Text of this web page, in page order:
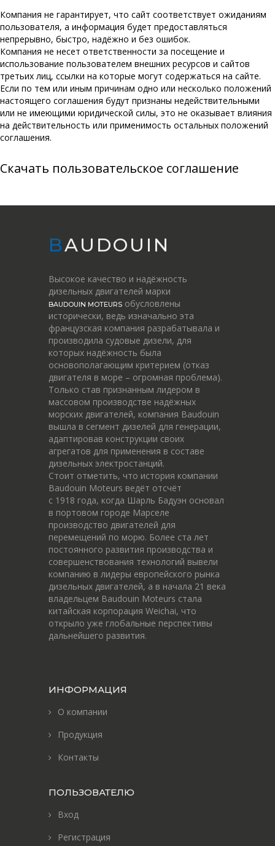
Компания не гарантирует, что сайт соответствует ожиданиям
пользователя, а информация будет предоставляться
непрерывно, быстро, надёжно и без ошибок.
Компания не несет ответственности за посещение и
использование пользователем внешних ресурсов и сайтов
третьих лиц, ссылки на которые могут содержаться на сайте.
Если по тем или иным причинам одно или несколько положений
настоящего соглашения будут признаны недействительными
или не имеющими юридической силы, это не оказывает влияния
на действительность или применимость остальных положений
соглашения.
Скачать пользовательское соглашение
BAUDOUIN
Высокое качество и надёжность
дизельных двигателей марки
BAUDOUIN MOTEURS обусловлены
исторически, ведь изначально эта
французская компания разрабатывала и
производила судовые дизели, для
которых надёжность была
основополагающим критерием (отказ
двигателя в море – огромная проблема).
Только став признанным лидером в
массовом производстве надёжных
морских двигателей, компания Baudouin
вышла в сегмент дизелей для генерации,
адаптировав конструкции своих
агрегатов для применения в составе
дизельных электростанций.
Стоит отметить, что история компании
Baudouin Moteurs ведёт отсчёт
c 1918 года, когда Шарль Бадуэн основал
в портовом городе Марселе
производство двигателей для
перемещений по морю. Более ста лет
постоянного развития производства и
совершенствования технологий вывели
компанию в лидеры европейского рынка
дизельных двигателей, а в начала 21 века
владельцем Baudouin Moteurs стала
китайская корпорация Weichai, что
открыло уже глобальные перспективы
дальнейшего развития.
ИНФОРМАЦИЯ
О компании
Продукция
Контакты
ПОЛЬЗОВАТЕЛЮ
Вход
Регистрация